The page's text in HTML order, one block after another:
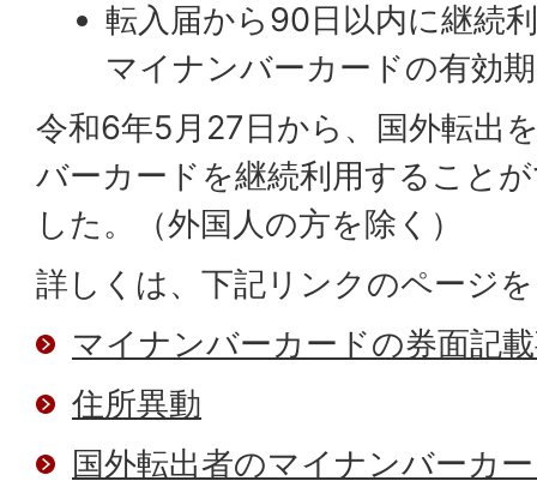
転入届から90日以内に継続
マイナンバーカードの有効
令和6年5月27日から、国外転出
バーカードを継続利用すること
した。（外国人の方を除く）
詳しくは、下記リンクのページ
マイナンバーカードの券面記
住所異動
国外転出者のマイナンバーカ